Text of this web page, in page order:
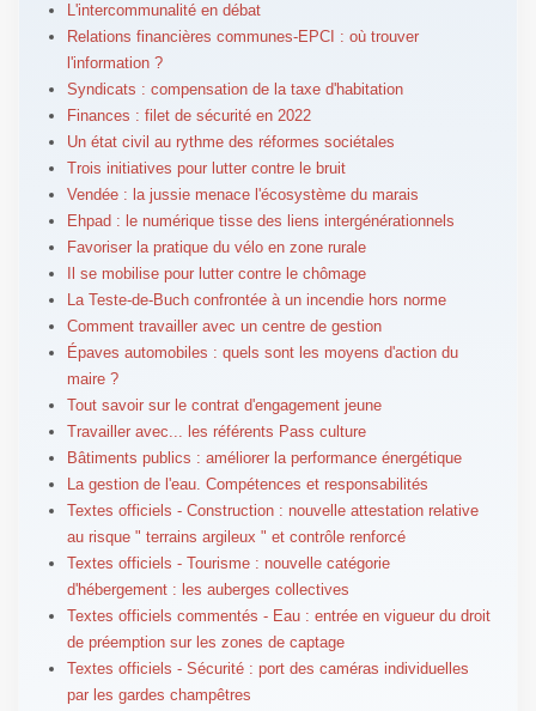
L'intercommunalité en débat
Relations financières communes-EPCI : où trouver
l'information ?
Syndicats : compensation de la taxe d'habitation
Finances : filet de sécurité en 2022
Un état civil au rythme des réformes sociétales
Trois initiatives pour lutter contre le bruit
Vendée : la jussie menace l'écosystème du marais
Ehpad : le numérique tisse des liens intergénérationnels
Favoriser la pratique du vélo en zone rurale
Il se mobilise pour lutter contre le chômage
La Teste-de-Buch confrontée à un incendie hors norme
Comment travailler avec un centre de gestion
Épaves automobiles : quels sont les moyens d'action du
maire ?
Tout savoir sur le contrat d'engagement jeune
Travailler avec... les référents Pass culture
Bâtiments publics : améliorer la performance énergétique
La gestion de l'eau. Compétences et responsabilités
Textes officiels - Construction : nouvelle attestation relative
au risque " terrains argileux " et contrôle renforcé
Textes officiels - Tourisme : nouvelle catégorie
d'hébergement : les auberges collectives
Textes officiels commentés - Eau : entrée en vigueur du droit
de préemption sur les zones de captage
Textes officiels - Sécurité : port des caméras individuelles
par les gardes champêtres